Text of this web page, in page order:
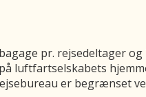
pr. rejsedeltager
luftfartselskabets
er begrænset